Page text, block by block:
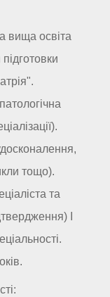
вища освіта
тощо).
та
I